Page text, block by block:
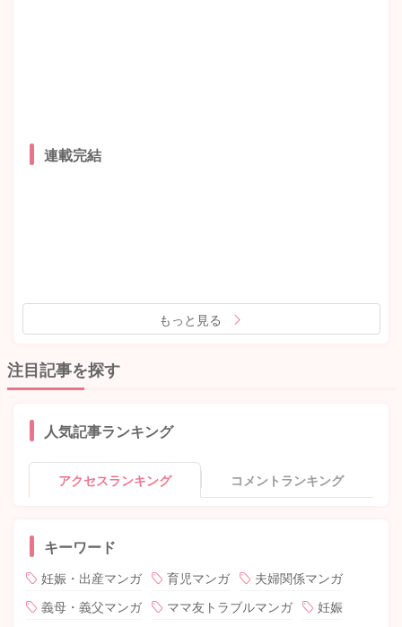
連載完結
もっと見る
注目記事を探す
人気記事ランキング
アクセスランキング コメントランキング
キーワード
妊娠・出産マンガ 育児マンガ
夫婦関係マンガ
義母・義父マンガ
ママ友トラブルマンガ
妊娠